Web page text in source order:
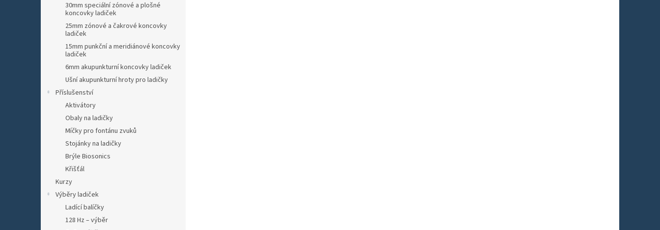
30mm speciální zónové a plošné
koncovky ladiček
25mm zónové a čakrové koncovky
ladiček
15mm punkční a meridiánové koncovky
ladiček
6mm akupunkturní koncovky ladiček
Ušní akupunkturní hroty pro ladičky
Příslušenství
Aktivátory
Obaly na ladičky
Míčky pro fontánu zvuků
Stojánky na ladičky
Brýle Biosonics
Křišťál
Kurzy
Výběry ladiček
Ladící balíčky
128 Hz – výběr